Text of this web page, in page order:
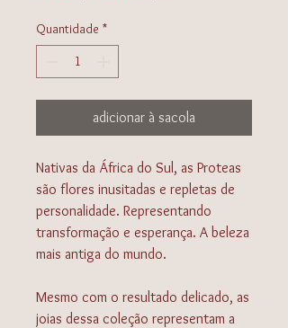
Quantidade *
adicionar à sacola
Nativas da África do Sul, as Proteas
são flores inusitadas e repletas de
personalidade. Representando
transformação e esperança. A beleza
mais antiga do mundo.
Mesmo com o resultado delicado, as
joias dessa coleção representam a